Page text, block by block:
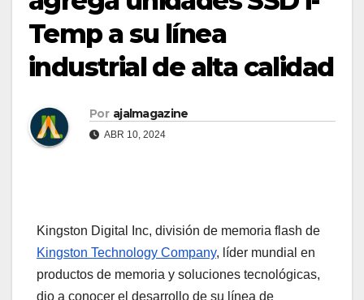
Temp a su línea
industrial de alta calidad
Por ajalmagazine
ABR 10, 2024
Kingston Digital Inc, división de memoria flash de
Kingston Technology Company, líder mundial en
productos de memoria y soluciones tecnológicas,
dio a conocer el desarrollo de su línea de